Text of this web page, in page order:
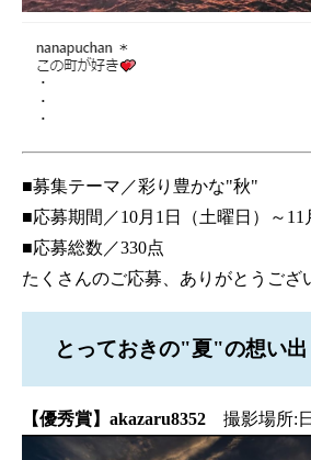
■募集テーマ／彩り豊かな"秋"
■応募期間／10月1日（土曜日）～11
■応募総数／330点
たくさんのご応募、ありがとうござ
とっておきの"夏"の想い出
【優秀賞】akazaru8352 撮影場所: